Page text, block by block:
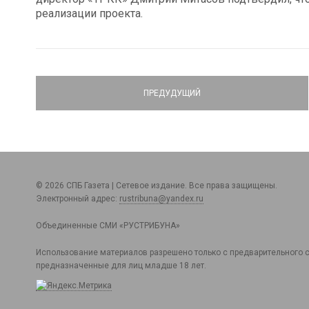
реализации проекта.
ПРЕДУДУЩИЙ
© 2026 СПБ Газета | Сетевое издание. Все права защищены.
Электронный адрес: rustribuna@yandex.ru
Объединенные СМИ «РУСТРИБУНА»
Использование материалов разрешено только с
предназначенные для лиц младше 18 лет.